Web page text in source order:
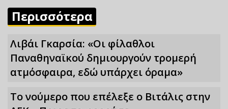
Περισσότερα
Λιβάι Γκαρσία: «Οι φίλαθλοι
Παναθηναϊκού δημιουργούν τρομερή
ατμόσφαιρα, εδώ υπάρχει όραμα»
Το νούμερο που επέλεξε ο Βιτάλις στην